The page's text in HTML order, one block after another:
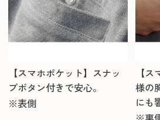
【スマホポケット】スナッ
プボタン付きで安心。
※表側
【
様の
にも